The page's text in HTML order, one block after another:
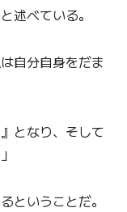
述べている。
自分自身をだま
となり、そして
ということだ。